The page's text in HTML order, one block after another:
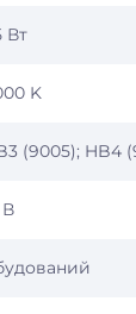
Вт
K
(9005); HB4
В